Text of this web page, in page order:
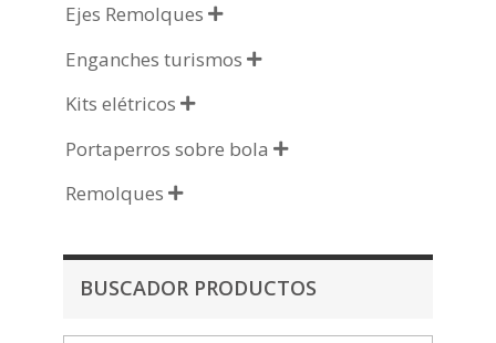
Ejes Remolques 
Enganches turismos 
Kits elétricos 
Portaperros sobre bola 
Remolques 
BUSCADOR PRODUCTOS